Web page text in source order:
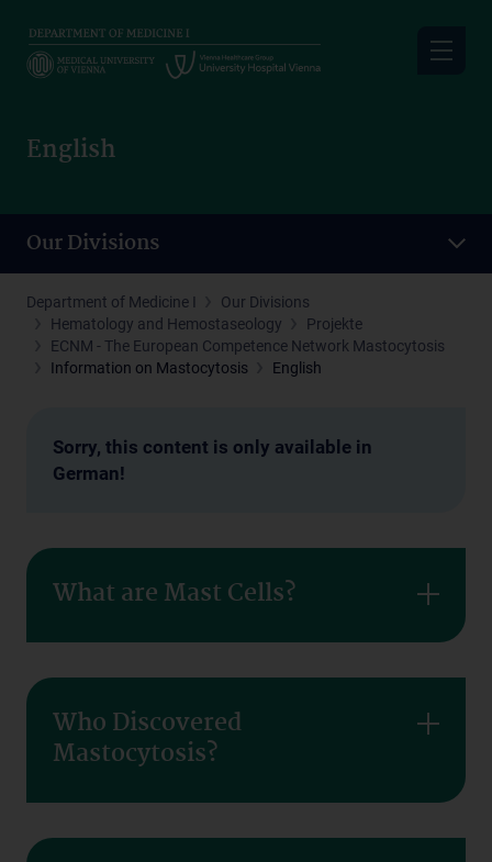
main
English
Our Divisions
Department of Medicine I
Our Divisions
Hematology and Hemostaseology
Projekte
ECNM - The European Competence Network Mastocytosis
Information on Mastocytosis
English
Sorry, this content is only available in
German!
What are Mast Cells?
Who Discovered
Mastocytosis?